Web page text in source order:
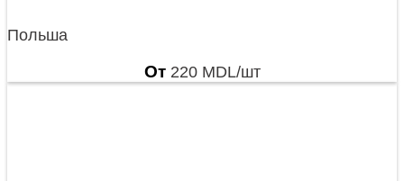
Польша
От 220 MDL/шт